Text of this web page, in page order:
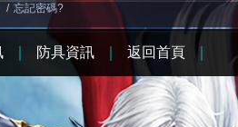
/ 忘記密碼?